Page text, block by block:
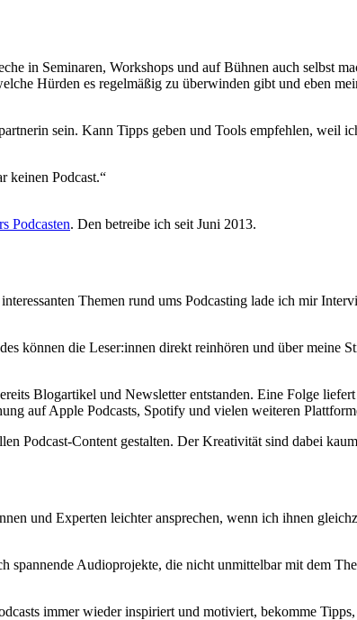
in Seminaren, Workshops und auf Bühnen auch selbst
Hürden es regelmäßig zu überwinden gibt und eben
sein. Kann Tipps geben und Tools empfehlen, weil
keinen Podcast.“
Podcasten. Den betreibe ich seit Juni 2013.
Themen rund ums Podcasting lade ich mir
können die Leser:innen direkt reinhören und über meine
Blogartikel und Newsletter entstanden. Eine Folge
auf Apple Podcasts, Spotify und vielen weiteren
Podcast-Content gestalten. Der Kreativität sind dabei
und Experten leichter ansprechen, wenn ich ihnen
spannende Audioprojekte, die nicht unmittelbar mit dem
immer wieder inspiriert und motiviert, bekomme